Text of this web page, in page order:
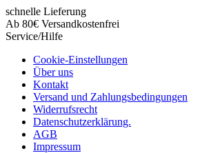
schnelle Lieferung
Ab 80€ Versandkostenfrei
Service/Hilfe
Cookie-Einstellungen
Über uns
Kontakt
Versand und Zahlungsbedingungen
Widerrufsrecht
Datenschutzerklärung.
AGB
Impressum